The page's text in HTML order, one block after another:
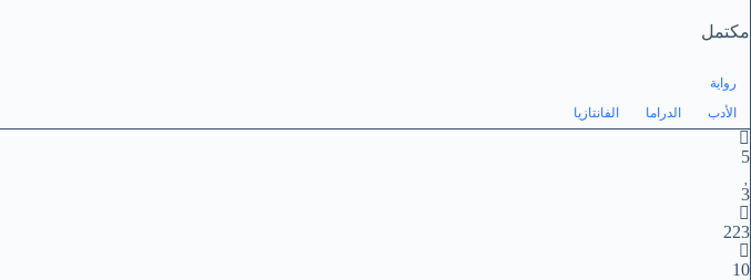
مكتمل
رواية
الأدب
الدراما الفانتازيا
5
3
223
10